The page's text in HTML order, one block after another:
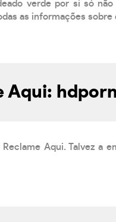
verde por si só
as informações
Aqui:
Aqui. Talvez a